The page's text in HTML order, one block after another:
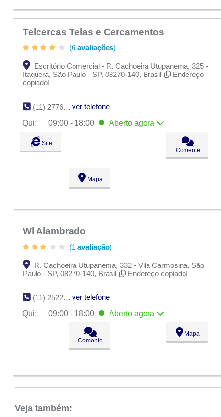
Telcercas Telas e Cercamentos
(6 avaliações)
Escritório Comercial - R. Cachoeira Utupanema, 325 -
Itaquera, São Paulo - SP, 08270-140, Brasil
Endereço
copiado!
(11) 2776-3001
ver telefone
Qui:
09:00 - 18:00 Aberto agora
Seg:
Ter:
Qua:
09:00 - 18:00
09:00 - 18:00
Fechado
Fechado
Site
Comente
Mapa
Wl Alambrado
(1 avaliação)
R. Cachoeira Utupanema, 332 - Vila Carmosina, São
Paulo - SP, 08270-140, Brasil
Endereço copiado!
(11) 2522-3432
ver telefone
Qui:
09:00 - 18:00 Aberto agora
09:00 - 18:00
09:00 - 18:00
09:00 - 18:00
Comente
Mapa
Veja também: